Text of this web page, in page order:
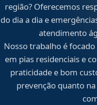
região? Oferecemos
do dia a dia e
atendimento
Nosso trabalho é
em pias residenciais e
praticidade e bom
prevenção quanto